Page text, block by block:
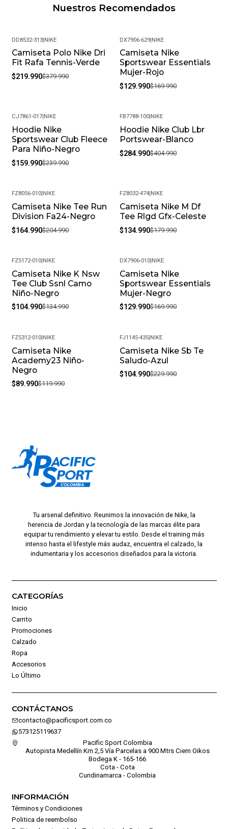
Nuestros Recomendados
-42%
DD8532-313|NIKE
Camiseta Polo Nike Dri
Fit Rafa Tennis-Verde
$219.990$379.990
-24%
DX7906-629|NIKE
Camiseta Nike
Sportswear Essentials
Mujer-Rojo
$129.990$169.990
-33%
CJ7861-017| NIKE
Hoodie Nike
Sportswear Club Fleece
Para Niño-Negro
$159.990$239.990
-30%
FB7788-100 NIKE
Hoodie Nike Club Lbr
Portswear-Blanco
$284.990$404.990
-20%
FZ8056-010| NIKE
Camiseta Nike Tee Run
Division Fa24-Negro
$164.990$204.990
-25%
FZ8032-474 NIKE
Camiseta Nike M Df
Tee Rlgd Gfx-Celeste
$134.990$179.990
-22%
FZ5172-010| NIKE
Camiseta Nike K Nsw
Tee Club Ssnl Camo
Niño-Negro
$104.990$134.990
-24%
DX7906-010 NIKE
Camiseta Nike
Sportswear Essentials
Mujer-Negro
$129.990$169.990
-25%
FZ5312-010| NIKE
Camiseta Nike
Academy23 Niño-
Negro
$89.990$119.990
-54%
FJ1145-435 NIKE
Camiseta Nike Sb Te
Saludo-Azul
$104.990$229.990
Tu arsenal definitivo. Reunimos la innovación de Nike, la
herencia de Jordan y la tecnología de las marcas élite para
equipar tu rendimiento y elevar tu estilo. Desde el training más
intenso hasta el lifestyle más audaz, encuentra el calzado, la
indumentaria y los accesorios diseñados para la victoria.
CATEGORÍAS
Inicio
Carrito
Promociones
Calzado
Ropa
Accesorios
Lo Último
CONTÁCTANOS
contacto@pacificsport.com.co
573125119637
Pacific Sport Colombia
Autopista Medellín Km 2,5 Vía Parcelas a 900 Mtrs Ciem Oikos
Bodega K - 165-166
Cota - Cota
Cundinamarca - Colombia
INFORMACIÓN
Términos y Condiciones
Politica de reembolso